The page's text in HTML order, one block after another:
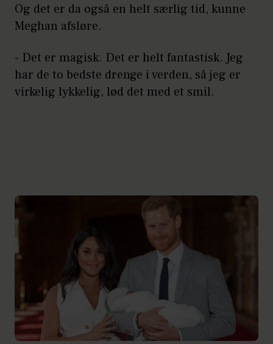
Og det er da også en helt særlig tid, kunne
Meghan afsløre.
- Det er magisk. Det er helt fantastisk. Jeg
har de to bedste drenge i verden, så jeg er
virkelig lykkelig, lød det med et smil.